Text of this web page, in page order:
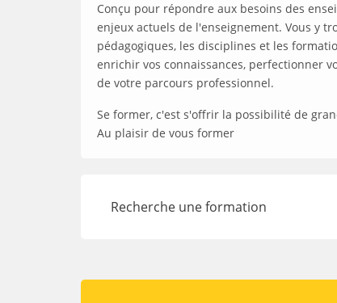
Conçu pour répondre aux besoins des
enjeux actuels de l'enseignement. Vous y
pédagogiques, les disciplines et les
enrichir vos connaissances, perfectionner
de votre parcours professionnel.
Se former, c'est s'offrir la possibilité de
Au plaisir de vous former